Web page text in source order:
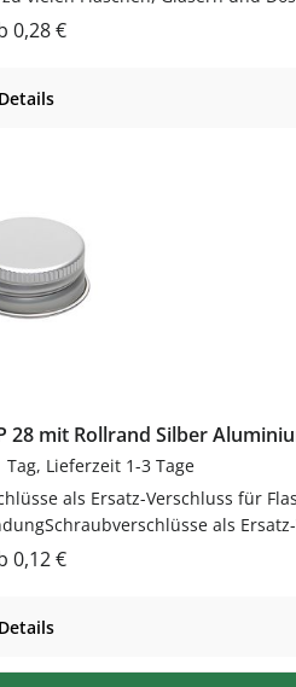
für Flaschen & Gläser.
Preis:
0,28 €
Details
28 mit Rollrand Silber
Lieferzeit 1-3 Tage
als Ersatz-Verschluss für
als
trocknen lassenJetzt
Preis:
0,12 €
Details